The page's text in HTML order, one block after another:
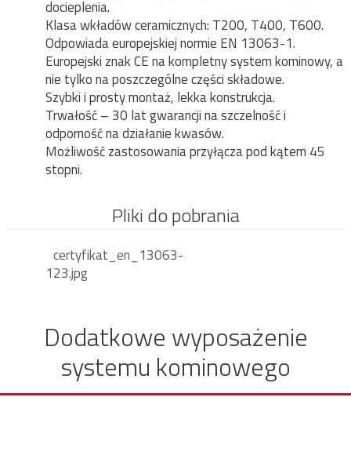
docieplenia.
Klasa wkładów ceramicznych: T200, T400, T600.
Odpowiada europejskiej normie EN 13063-1.
Europejski znak CE na kompletny system kominowy, a
nie tylko na poszczególne części składowe.
Szybki i prosty montaż, lekka konstrukcja.
Trwałość – 30 lat gwarancji na szczelność i
odporność na działanie kwasów.
Możliwość zastosowania przyłącza pod kątem 45
stopni.
Pliki do pobrania
certyfikat_en_13063-
123.jpg
Dodatkowe wyposażenie
systemu kominowego